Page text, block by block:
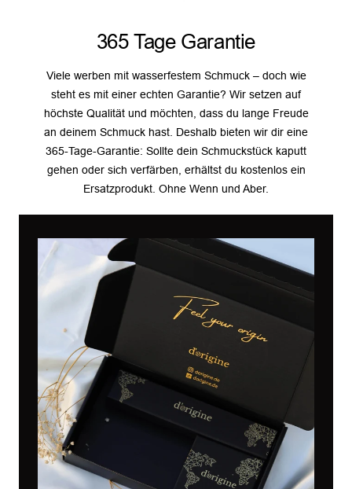
365 Tage Garantie
Viele werben mit wasserfestem Schmuck – doch wie
steht es mit einer echten Garantie? Wir setzen auf
höchste Qualität und möchten, dass du lange Freude
an deinem Schmuck hast. Deshalb bieten wir dir eine
365-Tage-Garantie: Sollte dein Schmuckstück kaputt
gehen oder sich verfärben, erhältst du kostenlos ein
Ersatzprodukt. Ohne Wenn und Aber.